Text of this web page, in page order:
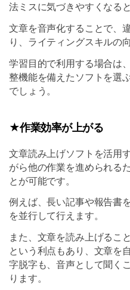
法ミスに気づきやすくなる
文章を音声化することで、
り、ライティングスキルの
学習目的で利用する場合は
整機能を備えたソフトを選
でしょう。
★作業効率が上がる
文章読み上げソフトを活用
がら他の作業を進められる
とが可能です。
例えば、長い記事や報告書
を並行して行えます。
また、文章を読み上げるこ
という利点もあり、文章を
字脱字も、音声として聞く
ります。